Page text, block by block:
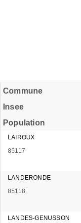
Commune
Insee
Population
LAIROUX
85117
LANDERONDE
85118
LANDES-GENUSSON